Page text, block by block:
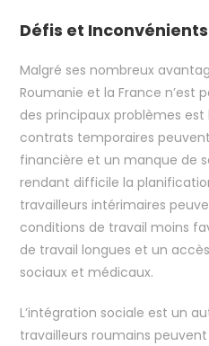
Défis et Inconvénients
Malgré ses nombreux
Roumanie et la France n’est
des principaux problèmes est
contrats temporaires
financière et un manque de
rendant difficile la
travailleurs intérimaires
conditions de travail moins
de travail longues et un
sociaux et médicaux.
L’intégration sociale est un
travailleurs roumains